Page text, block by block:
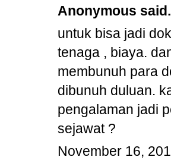
Anonymous
untuk bisa jadi
tenaga , biaya.
membunuh para
dibunuh duluan.
pengalaman jadi
sejawat ?
November 16,